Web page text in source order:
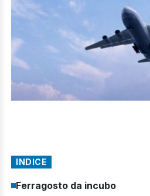
INDICE
Ferragosto da incubo